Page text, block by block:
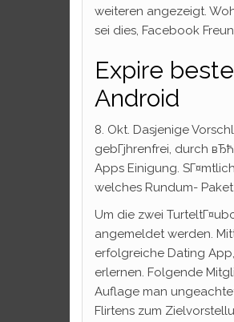
weiteren angezeigt.
sei dies, Facebook
Expire
Android
8. Okt. Dasjenige
gebГјhrenfrei, durch
Apps Einigung.
welches Rundum-
Um die zwei
angemeldet werden.
erfolgreiche Dating
erlernen. Folgende
Auflage man
Flirtens zum